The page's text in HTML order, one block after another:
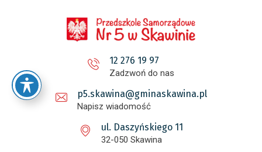
12 276 19 97
Zadzwoń do nas
p5.skawina@gminaskawina.pl
Napisz wiadomość
ul. Daszyńskiego 11
32-050 Skawina